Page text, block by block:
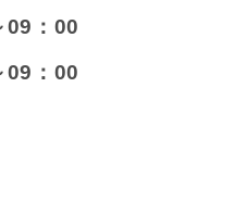
：00
：00